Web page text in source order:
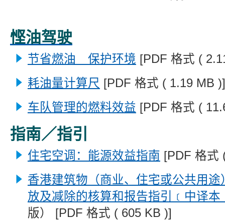
悭油驾驶
节省燃油 保护环境 [PDF 格式 (
耗油量计算尺 [PDF 格式 ( 1.19 MB )]
车队管理的燃料效益 [PDF 格式 (
指南／指引
住宅空调：能源效益指南 [PDF 格式
香港建筑物（商业、住宅或公共用途
放及减除的核算和报告指引﹝中译本
版） [PDF 格式 ( 605 KB )]